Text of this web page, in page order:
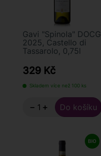
Gavi "Spinola" DOCG
2025, Castello di
Tassarolo, 0,75l
329 Kč
Skladem více než 100 ks
− +